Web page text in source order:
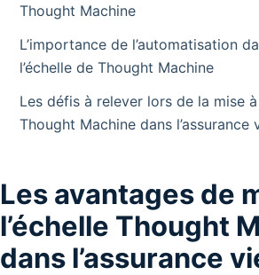
Thought Machine
L’importance de l’automatisation
l’échelle de Thought Machine
Les défis à relever lors de la mise à
Thought Machine dans l’assurance
Les avantages de
l’échelle Thought
dans l’assurance